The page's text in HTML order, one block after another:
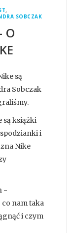
,
SOBCZAK
O
są
Sobczak
są książki
i
Nike
-
co nam taka
i czym